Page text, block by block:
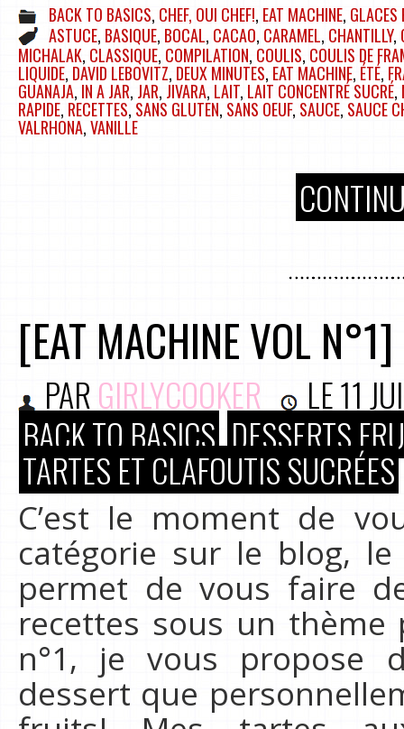
BACK TO BASICS, CHEF, OUI CHEF!, EAT MACHINE, GLACES
ASTUCE, BASIQUE, BOCAL, CACAO, CARAMEL, CHANTILLY,
MICHALAK, CLASSIQUE, COMPILATION, COULIS, COULIS DE
LIQUIDE, DAVID LEBOVITZ, DEUX MINUTES, EAT MACHINE, ÉTÉ,
GUANAJA, IN A JAR, JAR, JIVARA, LAIT, LAIT CONCENTRÉ SUCRÉ,
RAPIDE, RECETTES, SANS GLUTEN, SANS OEUF, SAUCE, SAUCE
VALRHONA,VANILLE
[EAT MACHINE VOL
PAR GIRLYCOOKER LE11
BACK TO BASICS DESSERTS
TARTES ET CLAFOUTIS SUCRÉES
C’est le moment de
catégorie sur le blog,
permet de vous faire
recettes sous un thème
n°1, je vous propose
dessert que